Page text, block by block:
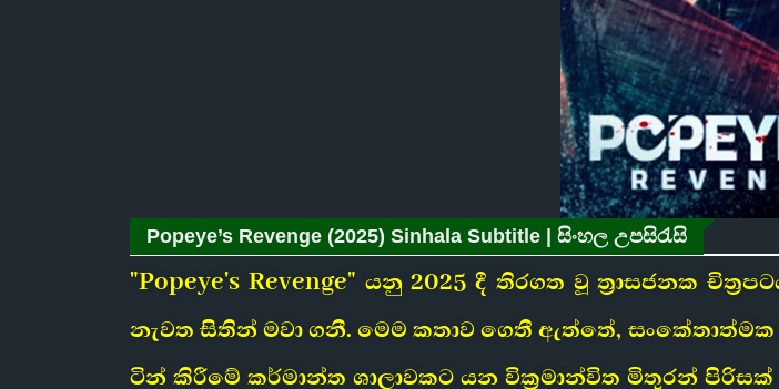
Popeye’s Revenge (2025) Sinhala Subtitle | සිංහල උපසිරැසි
"Popeye's Revenge" යනු 2025 දී තිරගත වූ ත්‍රාසජනක
නැවත සිතින් මවා ගනී. මෙම කතාව ගෙතී ඇත්තේ, සංකේතාත්මක
ටින් කිරීමේ කර්මාන්ත ශාලාවකට යන වික්‍රමාන්විත මිතුරන්